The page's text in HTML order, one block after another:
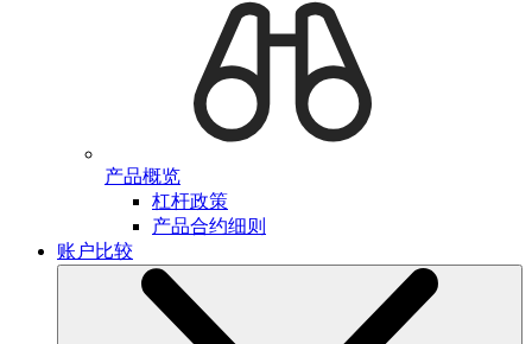
产品概览
杠杆政策
产品合约细则
账户比较